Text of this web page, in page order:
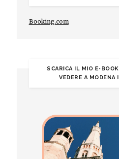
Booking.com
SCARICA IL MIO E-
VEDERE A